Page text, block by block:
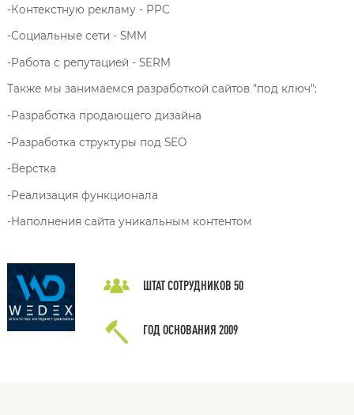
-Контекстную рекламу - PPC
-Социальные сети - SMM
-Работа с репутацией - SERM
Также мы занимаемся разработкой сайтов "под ключ":
-Разработка продающего дизайна
-Разработка структуры под SEO
-Верстка
-Реализация функционала
-Наполнения сайта уникальным контентом
ШТАТ СОТРУДНИКОВ 50
ГОД ОСНОВАНИЯ 2009